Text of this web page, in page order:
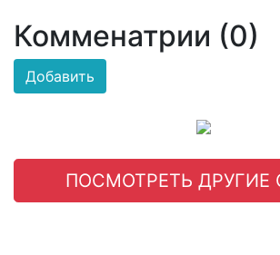
Комменатрии (0)
Добавить
ПОСМОТРЕТЬ ДРУГИЕ